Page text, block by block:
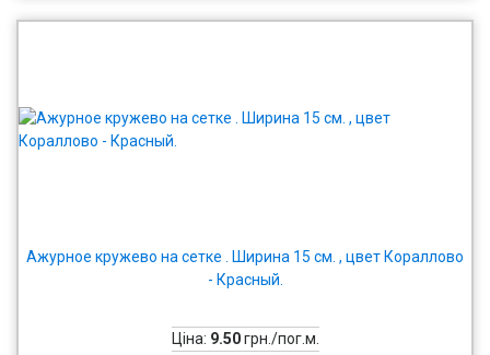
Ажурное кружево на сетке . Ширина 15 см. , цвет Кораллово
- Красный.
Ціна: 9.50грн./пог.м.